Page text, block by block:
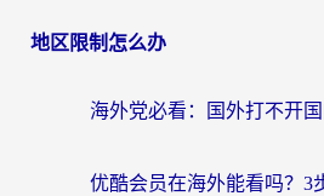
地区限制怎么办